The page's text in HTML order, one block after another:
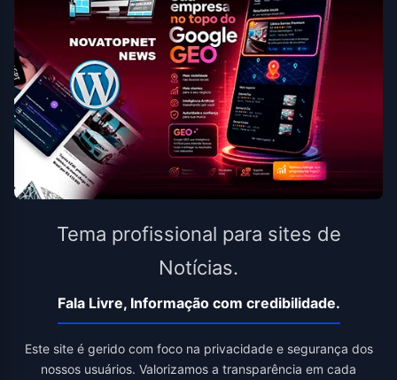
Tema profissional para sites de
Notícias.
Fala Livre, Informação com credibilidade.
Este site é gerido com foco na privacidade e segurança dos
nossos usuários. Valorizamos a transparência em cada